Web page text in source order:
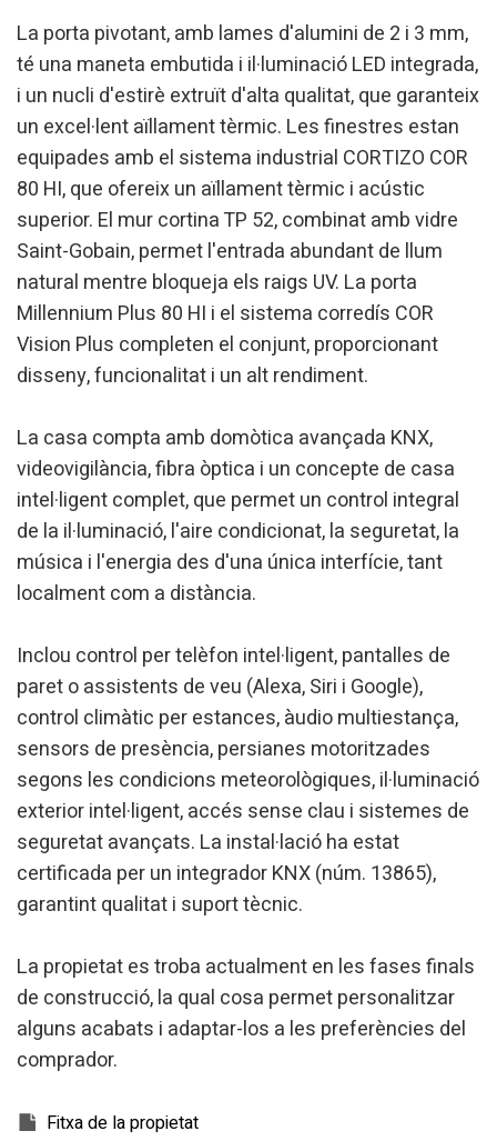
La porta pivotant, amb lames d'alumini de 2 i 3 mm,
té una maneta embutida i il·luminació LED integrada,
i un nucli d'estirè extruït d'alta qualitat, que garanteix
un excel·lent aïllament tèrmic. Les finestres estan
equipades amb el sistema industrial CORTIZO COR
80 HI, que ofereix un aïllament tèrmic i acústic
superior. El mur cortina TP 52, combinat amb vidre
Saint-Gobain, permet l'entrada abundant de llum
natural mentre bloqueja els raigs UV. La porta
Millennium Plus 80 HI i el sistema corredís COR
Vision Plus completen el conjunt, proporcionant
disseny, funcionalitat i un alt rendiment.
La casa compta amb domòtica avançada KNX,
videovigilància, fibra òptica i un concepte de casa
intel·ligent complet, que permet un control integral
de la il·luminació, l'aire condicionat, la seguretat, la
música i l'energia des d'una única interfície, tant
localment com a distància.
Inclou control per telèfon intel·ligent, pantalles de
paret o assistents de veu (Alexa, Siri i Google),
control climàtic per estances, àudio multiestança,
sensors de presència, persianes motoritzades
segons les condicions meteorològiques, il·luminació
exterior intel·ligent, accés sense clau i sistemes de
seguretat avançats. La instal·lació ha estat
certificada per un integrador KNX (núm. 13865),
garantint qualitat i suport tècnic.
La propietat es troba actualment en les fases finals
de construcció, la qual cosa permet personalitzar
alguns acabats i adaptar-los a les preferències del
comprador.
Fitxa de la propietat
Aquest lloc web utilitza cookies pròpies per recopilar
informació amb la finalitat de millorar els nostres serveis.
Si continua navegant, suposa l'acceptació de la instal·lació
de les mateixes. L'usuari té la possibilitat de configurar el
navegador podent, si així ho desitja, impedir que siguin
instal·lades al disc dur, encara que haurà de tenir en
compte que aquesta acció podrà ocasionar dificultats de
navegació de la pàgina web.
Analítiques i personalització
Permeten fer el seguiment i l'anàlisi del comportament
mitjançant aquest tipus de cookies s'utilitza en el
mesurament de l'activitat del web per a l'elaboració de
perfils de navegació dels usuaris per introduir millores en
funció de l'anàlisi de les dades d'ús que fan els usuaris del
servei. Permeten desar la informació de preferència de
l'usuari per millorar la qualitat dels nostres serveis i oferir
Marketing i publicitat
Aquestes cookies són utilitzades per emmagatzemar
informació sobre les preferències i les eleccions personals
de l'usuari a través de l'observació continuada dels seus
hàbits de navegació. Gràcies a elles, podem conèixer els
hàbits de navegació al lloc web i mostrar publicitat
relacionada amb el perfil de navegació de l'usuari.